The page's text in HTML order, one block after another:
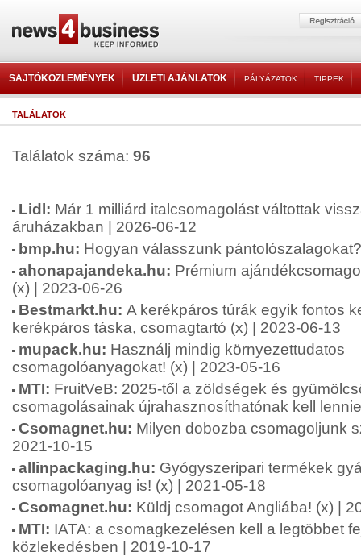
SAJTÓKÖZLEMÉNYEK ÜZLETI AJÁNLATOK PÁLYÁZATOK TIPPEK
TALÁLATOK
Találatok száma: 96
Lidl: Már 1 milliárd italcsomagolást váltottak
áruházakban | 2026-06-12
bmp.hu: Hogyan válasszunk
ahonapajandeka.hu: Prémium
(x) | 2023-06-26
Bestmarkt.hu: A kerékpáros túrák egyik fontos
kerékpáros táska, csomagtartó (x) | 2023-06-13
mupack.hu: Használj mindig környezettudatos
csomagolóanyagokat! (x) | 2023-05-16
MTI: FruitVeB: 2025-től a zöldségek és
csomagolásainak újrahasznosíthatónak kell
Csomagnet.hu: Milyen dobozba csomagoljunk
2021-10-15
allinpackaging.hu: Gyógyszeripari termékek
csomagolóanyag is! (x) | 2021-05-18
Csomagnet.hu: Küldj csomagot Angliába! (x) |
MTI: IATA: a csomagkezelésen kell a legtöbbet
közlekedésben | 2019-10-17